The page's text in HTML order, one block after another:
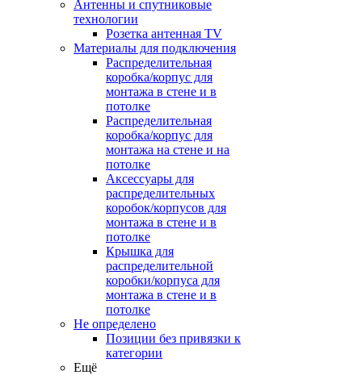
Антенны и спутниковые
технологии
Розетка антенная TV
Материалы для подключения
Распределительная
коробка/корпус для
монтажа в стене и в
потолке
Распределительная
коробка/корпус для
монтажа на стене и на
потолке
Аксессуары для
распределительных
коробок/корпусов для
монтажа в стене и в
потолке
Крышка для
распределительной
коробки/корпуса для
монтажа в стене и в
потолке
Не определено
Позиции без привязки к
категории
Ещё